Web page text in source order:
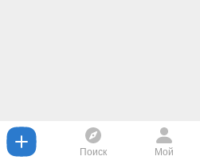
Поиск Мой